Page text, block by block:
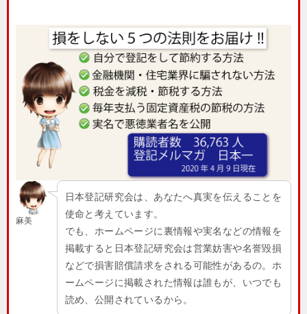
麻美
日本登記研究会は、あなたへ真実を伝えることを
使命と考えています。
でも、ホームページに裏情報や実名などの情報を
掲載すると日本登記研究会は営業妨害や名誉毀損
などで損害賠償請求をされる可能性があるの。ホ
ームページに掲載された情報は誰もが、いつでも
読め、公開されているから。